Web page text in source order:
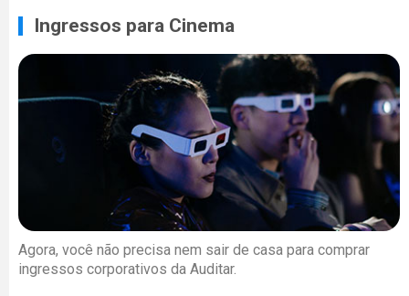
Ingressos para Cinema
Agora, você não precisa nem sair de casa para comprar
ingressos corporativos da Auditar.